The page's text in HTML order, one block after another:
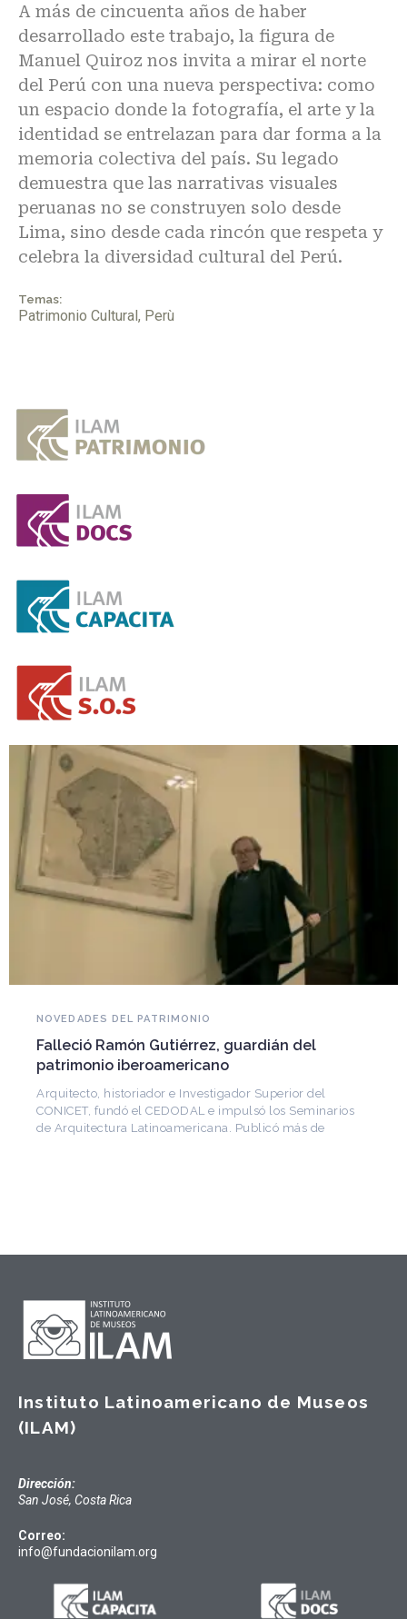
A más de cincuenta años de haber
desarrollado este trabajo, la figura de
Manuel Quiroz nos invita a mirar el norte
del Perú con una nueva perspectiva: como
un espacio donde la fotografía, el arte y la
identidad se entrelazan para dar forma a la
memoria colectiva del país. Su legado
demuestra que las narrativas visuales
peruanas no se construyen solo desde
Lima, sino desde cada rincón que respeta y
celebra la diversidad cultural del Perú.
Temas:
Patrimonio Cultural, Perù
NOVEDADES DEL PATRIMONIO
Falleció Ramón Gutiérrez, guardián del
patrimonio iberoamericano
Arquitecto, historiador e Investigador Superior del
CONICET, fundó el CEDODAL e impulsó los Seminarios
de Arquitectura Latinoamericana. Publicó más de
Instituto Latinoamericano de Museos
(ILAM)
Dirección:
San José, Costa Rica
Correo:
info@fundacionilam.org